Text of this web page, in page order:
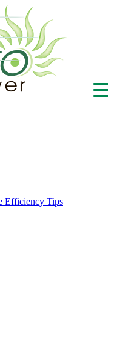
Efficiency Tips